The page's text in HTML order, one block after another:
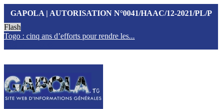
GAPOLA | AUTORISATION N°0041/HAAC/12-2021/PL/P
Flash
Togo : cinq ans d’efforts pour rendre les...